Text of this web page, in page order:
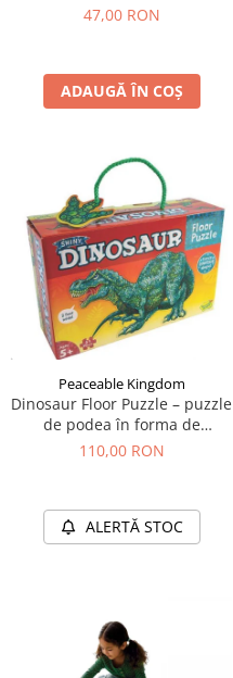
47,00 RON
ADAUGĂ ÎN COȘ
Peaceable Kingdom
Dinosaur Floor Puzzle – puzzle
de podea în forma de
dinozaur
110,00 RON
ALERTĂ STOC